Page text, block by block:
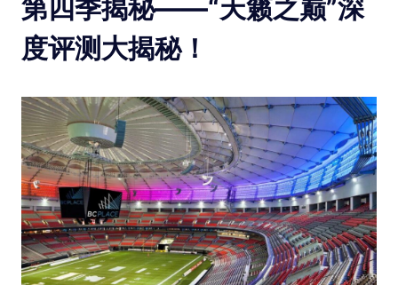
第四季揭秘——“天籁之巅”深
度评测大揭秘！